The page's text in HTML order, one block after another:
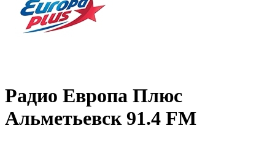
Радио Европа Плюс
Альметьевск 91.4 FM